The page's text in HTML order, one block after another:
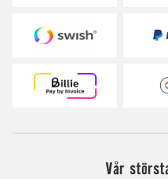
Vår